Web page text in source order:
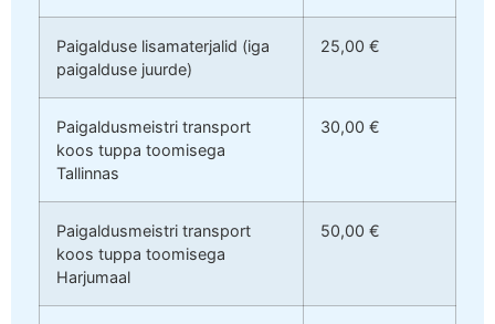
Paigalduse lisamaterjalid (iga
paigalduse juurde)
25,00 €
Paigaldusmeistri transport
koos tuppa toomisega
Tallinnas
30,00 €
Paigaldusmeistri transport
koos tuppa toomisega
Harjumaal
50,00 €